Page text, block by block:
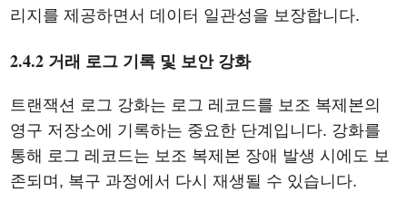
리지를 제공하면서 데이터 일관성을 보장합니다.
2.4.2 거래 로그 기록 및 보안 강화
트랜잭션 로그 강화는 로그 레코드를 보조 복제본의
영구 저장소에 기록하는 중요한 단계입니다. 강화를
통해 로그 레코드는 보조 복제본 장애 발생 시에도 보
존되며, 복구 과정에서 다시 재생될 수 있습니다.